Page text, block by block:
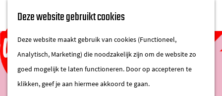
Deze website gebruikt cookies
Deze website maakt gebruik van cookies (Functioneel,
Analytisch, Marketing) die noodzakelijk zijn om de website zo
goed mogelijk te laten functioneren. Door op accepteren te
klikken, geef je aan hiermee akkoord te gaan.
e
n
u
IN DE STAD
DE REGIO IN